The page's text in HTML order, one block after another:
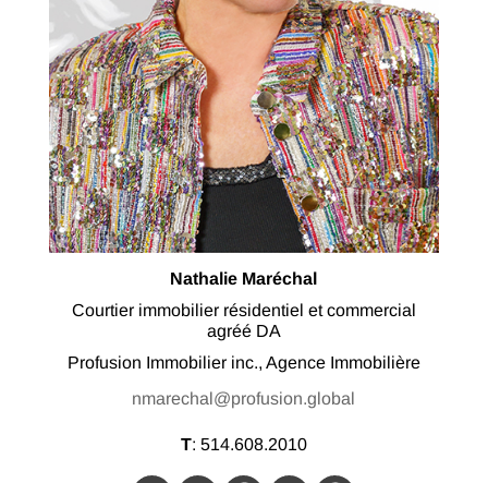
Nathalie Maréchal
Courtier immobilier résidentiel et commercial
agréé DA
Profusion Immobilier inc., Agence Immobilière
nmarechal@profusion.global
T: 514.608.2010